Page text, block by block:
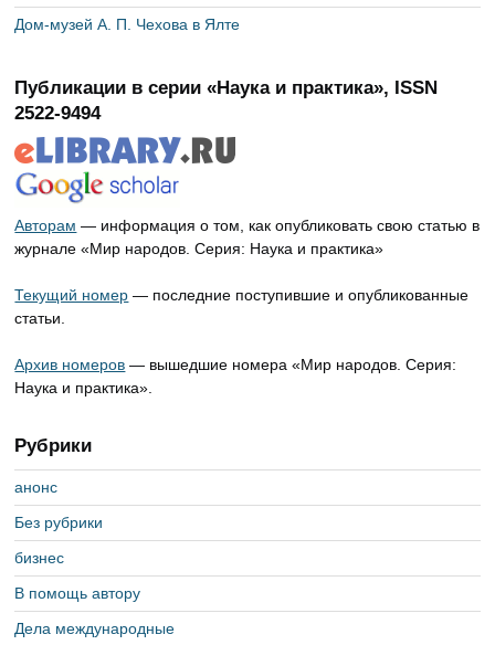
Дом-музей А. П. Чехова в Ялте
Публикации в серии «Наука и практика», ISSN
2522-9494
Авторам — информация о том, как опубликовать свою статью в
журнале «Мир народов. Серия: Наука и практика»
Текущий номер — последние поступившие и опубликованные
статьи.
Архив номеров — вышедшие номера «Мир народов. Серия:
Наука и практика».
Рубрики
анонс
Без рубрики
бизнес
В помощь автору
Дела международные